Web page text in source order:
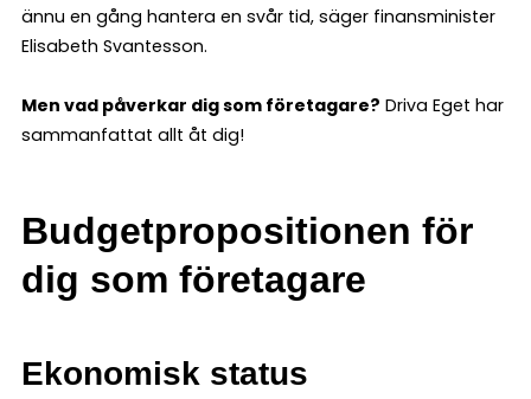
ännu en gång hantera en svår tid, säger finansminister
Elisabeth Svantesson.
Men vad påverkar dig som företagare? Driva Eget har
sammanfattat allt åt dig!
Budgetpropositionen för
dig som företagare
Ekonomisk status